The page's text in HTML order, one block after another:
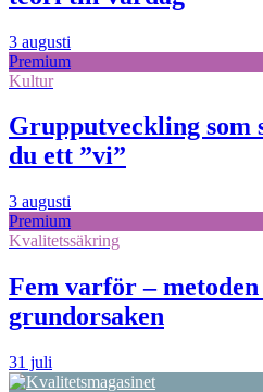
3 augusti
Premium
Kultur
Grupputveckling som
du ett ”vi”
3 augusti
Premium
Kvalitetssäkring
Fem varför –
grundorsaken
31 juli